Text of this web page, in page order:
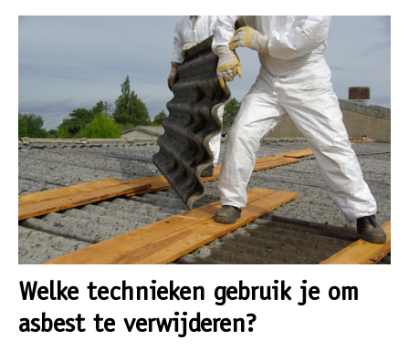
Welke technieken gebruik je om
asbest te verwijderen?